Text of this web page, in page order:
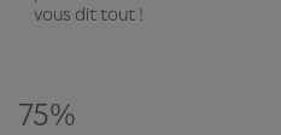
vous dit tout !
75%